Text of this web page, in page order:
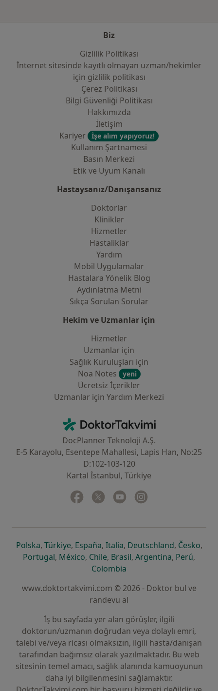
Biz
Gizlilik Politikası
İnternet sitesinde kayıtlı olmayan uzman/hekimler
i̇çin gizlilik politikası
Çerez Politikası
Bilgi Güvenliği Politikası
Hakkımızda
İletişim
Kariyer
İşe alım yapıyoruz!
Kullanım Şartnamesi
Basın Merkezi
Etik ve Uyum Kanalı
Hastaysanız/Danışansanız
Doktorlar
Klinikler
Hizmetler
Hastaliklar
Yardım
Mobil Uygulamalar
Hastalara Yönelik Blog
Aydınlatma Metni
Sıkça Sorulan Sorular
Hekim ve Uzmanlar için
Hizmetler
Uzmanlar için
Sağlık Kuruluşları için
Noa Notes
yeni
Ücretsiz İçerikler
Uzmanlar için Yardım Merkezi
DoktorTakvimi - Ana Sayfa
DocPlanner Teknoloji A.Ş.
E-5 Karayolu, Esentepe Mahallesi, Lapis Han, No:25
D:102-103-120
Kartal İstanbul, Türkiye
Facebook
yeni bir sekmede açılır
Twitter
yeni bir sekmede açılır
Youtube
yeni bir sekmede açılır
Polskayeni bir sekmede açılır
, Türkiyeyeni bir sekmede açılır
, Españayeni bir sekmede açılır
, Italiayeni bir sekmede açılır
, Deutschlandyeni bir
, Českoyeni
,
Portugalyeni bir sekmede açılır
, Méxicoyeni bir sekmede açılır
, Chileyeni bir sekmede açılır
, Brasilyeni bir sekmede açılır
, Argentinayeni bir
, Perúyeni
,
Colombia
www.doktortakvimi.com © 2026 - Doktor bul ve
randevu al
İş bu sayfada yer alan görüşler, ilgili
doktorun/uzmanın doğrudan veya dolaylı emri,
talebi ve/veya ricası olmaksızın, ilgili hasta/danışan
tarafından bağımsız olarak yazılmaktadır. Bu web
sitesinin temel amacı, sağlık alanında kamuoyunun
daha iyi bilgilenmesini sağlamaktır.